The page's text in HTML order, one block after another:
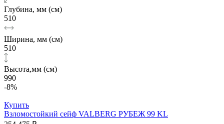
Глубина, мм (см)
510
Ширина, мм (см)
510
Высота,мм (см)
990
-8%
Купить
Взломостойкий сейф VALBERG РУБЕЖ 99 KL